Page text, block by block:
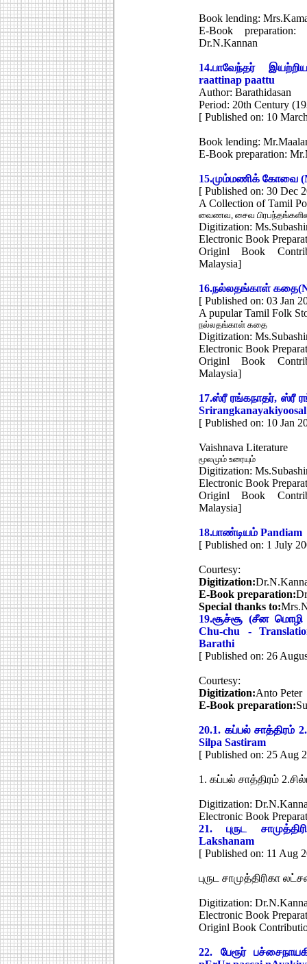
Book lending:
E-Book preparation:
Dr.N.Kannan
14.பாவேந்தர்
raattinap paattu
Author: Barathidasan
Period: 20th Century
[ Published on: 10
Book lending:
E-Book preparation:
15.மும்மணிக் கோவை
[ Published on: 30 Dec
A Collection of Tamil
வைணவ, சைவ பிரபந்தங்களின்
Digitization:
Electronic Book
Originl Book
Malaysia]
16.நல்லதங்காள் கதை
[ Published on: 03 Jan
A pupular Tamil Folk
நல்லதங்காள் கதை
Digitization:
Electronic Book
Originl Book
Malaysia]
17.ஸ்ரீ ரங்கநாதர், ஸ்ரீ
Srirangkanayakiyoosal
[ Published on: 10 Jan
Vaishnava Literature
மூலமும் உரையும்
Digitization:
Electronic Book
Originl Book
Malaysia]
18.பாண்டியம் Pandiam
[ Published on: 1 July
Courtesy:
Digitization:
E-Book preparation:
Special thanks to:
19.சூச்சூ (சீன மொழி
Chu-chu -
Barathi
[ Published on: 26
Courtesy:
Digitization:Anto Peter
E-Book preparation:
20.1. கப்பல் சாத்திரம்
Silpa Sastiram
[ Published on: 25 Aug
1. கப்பல் சாத்திரம்
Digitization:
Electronic Book
21.புருட
Lakshanam
[ Published on: 11 Aug
புருட சாமுத்திரிகா
Digitization:
Electronic Book
Originl Book
22. பேரூர்